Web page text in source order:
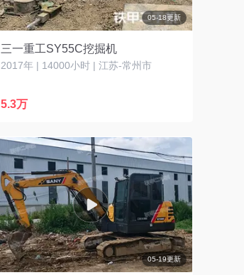
05-18更新
三一重工SY55C挖掘机
2017年 | 14000小时 | 江苏-常州市
5.3万
05-19更新